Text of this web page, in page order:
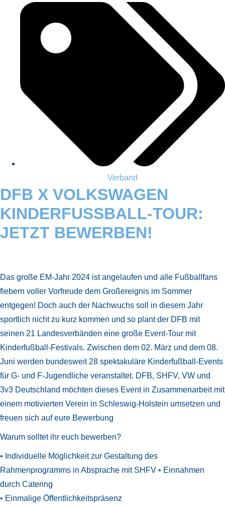
Verband
DFB X VOLKSWAGEN
KINDERFUSSBALL-TOUR: J
ETZT BEWERBEN!
Das große EM-Jahr 2024 ist angelaufen und alle Fußballfans
fiebern voller Vorfreude dem Großereignis im Sommer
entgegen! Doch auch der Nachwuchs soll in diesem Jahr
sportlich nicht zu kurz kommen und so plant der DFB mit
seinen 21 Landesverbänden eine große Event-Tour mit
Kinderfußball-Festivals. Zwischen dem 02. März und dem 08.
Juni werden bundesweit 28 spektakuläre Kinderfußball-Events
für G- und F-Jugendliche veranstaltet. DFB, SHFV, VW und
3v3 Deutschland möchten dieses Event in Zusammenarbeit mit
einem motivierten Verein in Schleswig-Holstein umsetzen und
freuen sich auf eure Bewerbung
Warum solltet ihr euch bewerben?
• Individuelle Möglichkeit zur Gestaltung des
Rahmenprogramms in Absprache mit SHFV • Einnahmen
durch Catering
• Einmalige Öffentlichkeitspräsenz